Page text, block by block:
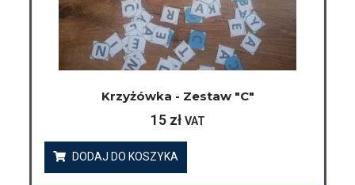
Krzyżówka - Zestaw "C"
15 zł VAT
DODAJ DO KOSZYKA